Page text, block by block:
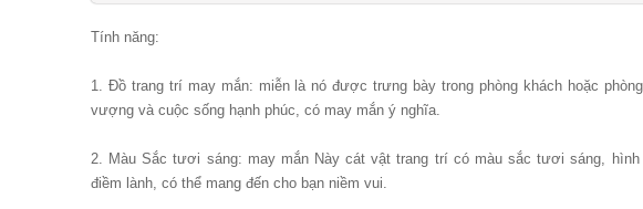
Tính năng:
1. Đồ trang trí may mắn: miễn là nó được trưng bày trong phòng khách hoặc
vượng và cuộc sống hạnh phúc, có may mắn ý nghĩa.
2. Màu Sắc tươi sáng: may mắn Này cát vật trang trí có màu sắc tươi sáng,
điềm lành, có thể mang đến cho bạn niềm vui.